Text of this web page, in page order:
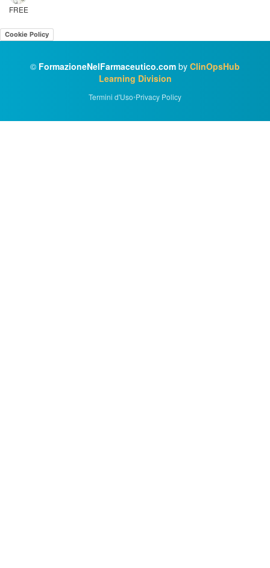
FREE
Cookie Policy
© FormazioneNelFarmaceutico.com by ClinOpsHub
Learning Division
Termini d'Uso•Privacy Policy